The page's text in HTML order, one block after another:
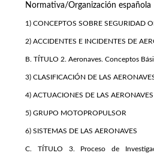
Normativa/Organización española
1) CONCEPTOS SOBRE SEGURIDAD
2) ACCIDENTES E INCIDENTES DE
B. TÍTULO 2. Aeronaves. Conceptos
3) CLASIFICACIÓN DE LAS
4) ACTUACIONES DE LAS AERONAVES
5) GRUPO MOTOPROPULSOR
6) SISTEMAS DE LAS AERONAVES
C. TÍTULO 3. Proceso de